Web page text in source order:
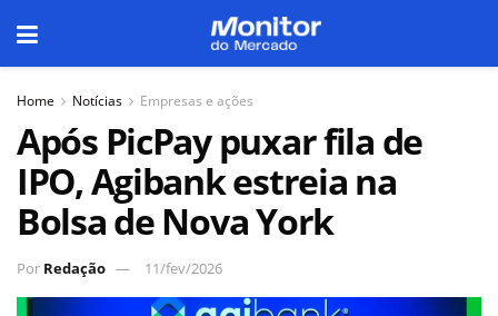
Home Notícias Empresas e ações
Após PicPay puxar fila de
IPO, Agibank estreia na
Bolsa de Nova York
Por Redação 11/fev/2026